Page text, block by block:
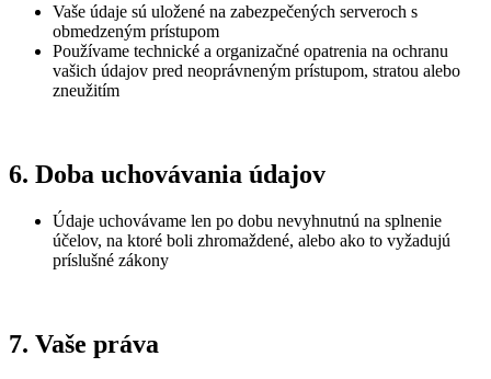
Vaše údaje sú uložené na zabezpečených serveroch s
obmedzeným prístupom
Používame technické a organizačné opatrenia na ochranu
vašich údajov pred neoprávneným prístupom, stratou alebo
zneužitím
6. Doba uchovávania údajov
Údaje uchovávame len po dobu nevyhnutnú na splnenie
účelov, na ktoré boli zhromaždené, alebo ako to vyžadujú
príslušné zákony
7. Vaše práva